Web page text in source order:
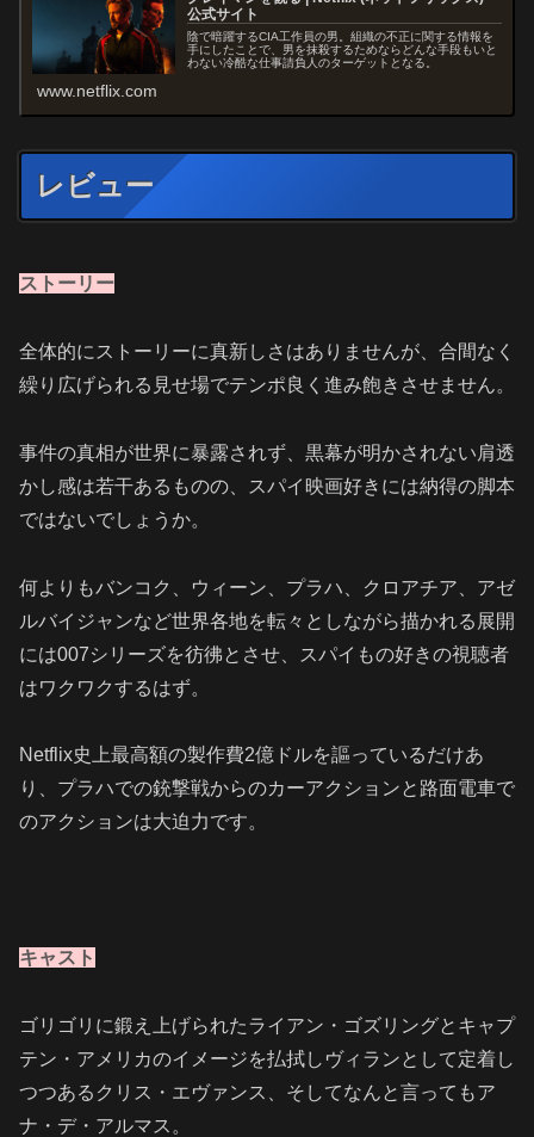
公 式サ イ ト
陰で暗躍するCIA工作員の男。組織の不正に関する情報を
手にしたことで、男を抹殺するためならどんな手段もいと
わない冷酷な仕事請負人のターゲットとなる。
www.netflix.com
レビュー
ストーリー
全体的にストーリーに真新しさはありませんが、合間なく
繰り広げられる見せ場でテンポ良く進み飽きさせません。
事件の真相が世界に暴露されず、黒幕が明かされない肩透
かし感は若干あるものの、スパイ映画好きには納得の脚本
ではないでしょうか。
何よりもバンコク、ウィーン、プラハ、クロアチア、アゼ
ルバイジャンなど世界各地を転々としながら描かれる展開
には007シリーズを彷彿とさせ、スパイもの好きの視聴者
はワクワクするはず。
Netflix史上最高額の製作費2億ドルを謳っているだけあ
り、プラハでの銃撃戦からのカーアクションと路面電車で
のアクションは大迫力です。
キャスト
ゴリゴリに鍛え上げられたライアン・ゴズリングとキャプ
テン・アメリカのイメージを払拭しヴィランとして定着し
つつあるクリス・エヴァンス、そしてなんと言ってもア
ナ・デ・アルマス。